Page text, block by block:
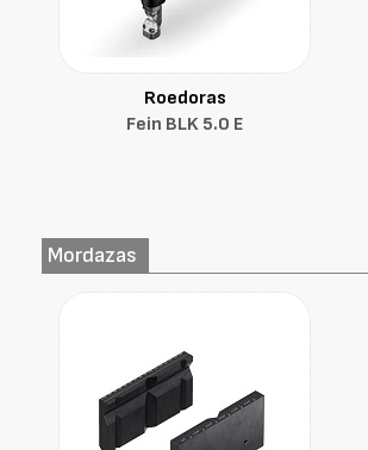
Roedoras
Fein BLK 5.0 E
Mordazas